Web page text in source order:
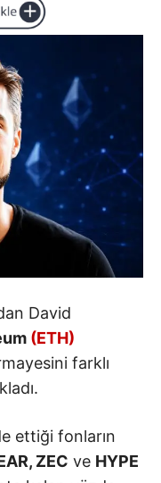
David
(ETH)
farklı
ettiği fonların
ZEC ve HYPE